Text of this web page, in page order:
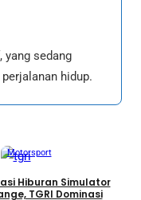
sedang
hidup.
Motorsport
Hiburan Simulator
TGRI Dominasi